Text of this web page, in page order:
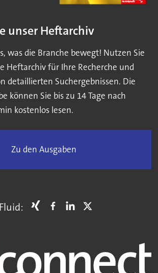
unser Heftarchiv
was die Branche bewegt! Nutzen Sie
Heftarchiv für Ihre Recherche und
detaillierten Suchergebnissen. Die
können Sie bis zu 14 Tage nach
kostenlos lesen.
Zu den Ausgaben